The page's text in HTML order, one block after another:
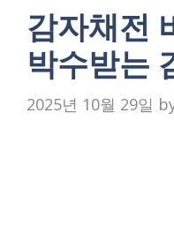
감자채전
박수받는
2025년 10월 29일